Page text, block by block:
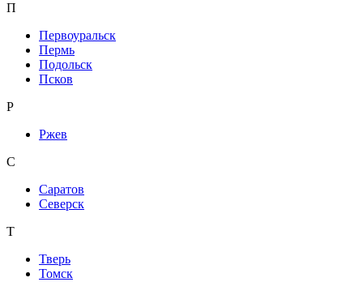
П
Первоуральск
Пермь
Подольск
Псков
Р
Ржев
С
Саратов
Северск
Т
Тверь
Томск